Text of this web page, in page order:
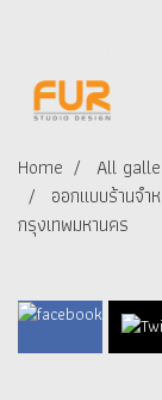
Home All
ออกแบบร้านจ
กรุงเทพมหานคร